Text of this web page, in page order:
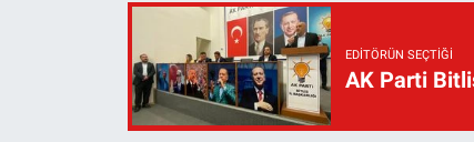
EDITÖRÜN SEÇTIĞI
AK Parti